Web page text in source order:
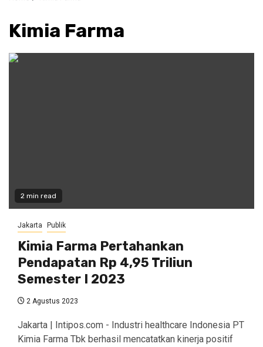
Kimia Farma
2 min read
Jakarta Publik
Kimia Farma Pertahankan
Pendapatan Rp 4,95 Triliun
Semester I 2023
2 Agustus 2023
Jakarta | Intipos.com - Industri healthcare Indonesia PT
Kimia Farma Tbk berhasil mencatatkan kinerja positif